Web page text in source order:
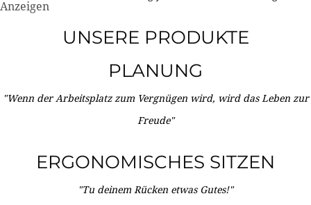
Anzeigen
UNSERE PRODUKTE
PLANUNG
"Wenn der Arbeitsplatz zum Vergnügen wird, wird das Leben zur
Freude"
ERGONOMISCHES SITZEN
"Tu deinem Rücken etwas Gutes!"